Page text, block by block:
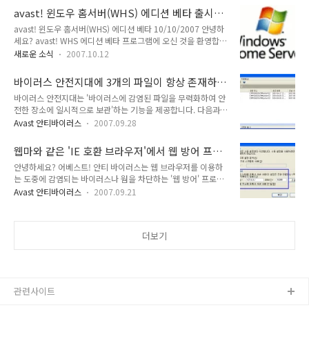
하십시오. 2. 플래시겟을 실행하고, 도구 -> 설정을 엽니다...
약 미디어가 없다면 위의 경고 메시지가 나타나는 것입니다. 따
라서, 미디어를 검사하지 않거나 미디어가 없는 경우에는 체크를
해제하면 문제없이 바이러스 검사를 계속 진행할 수 있습니다.
감사합니다.
avast! 윈도우 홈서버(WHS) 에디션 베타 출시
정보
avast! 윈도우 홈서버(WHS) 에디션 베타 10/10/2007 안녕하
세요? avast! WHS 에디션 베타 프로그램에 오신 것을 환영합니
다! 베타 프로그램은 공개되어 진행됩니다. 등록 절차 또는 별도
다. avast! WHS 에디션은 마이크로소프트가 개발하고 있는 윈
도우 홈 서버 플랫 폼에 특화되어 있는 안티 바이러스 제품입니
다. WHS 시스템 자체의 보호뿐만 아니라 홈 네트워크에 연결되
어 있는 다른 avast! 제품을 간편하게 관리할 수 있습니다. WHS
콘솔 프로그램을 통해 직접 관리할 수 있습니다. 주의: 이 프로그
템이 출시될 때를 맞춰 함께 출시될 예정입니다. 설치 - ..
새로운 소식 2007.10.12
바이러스 안전지대에 3개의 파일이 항상 존재하
는 이유는?
바이러스 안전지대는 '바이러스에 감염된 파일을 무력화하여 안
전한 장소에 일시적으로 보관'하는 기능을 제공합니다. 다음과
같은 경우에 아주 유용하게 사용할 수 있습니다. 바이러스에 감
가 의심될 때 그 외에도 일반적으로 바이러스에 감염된 것을 확
인할 때에는 삭제하는 것보다 안전지대로 이동시켜 두는 것을 추
천합니다. 그런데, '바이러스 안전지대'를 실행하면 기본적으로
3 개의 파일이 나타나는 것을 볼 수 있습니다. 이 파일은 왼쪽 카
테고리 중에서 '시스템 파일'에 위치하고 있습니다. 시스템 파일
Avast 안티바이러스 2007.09.28
웹마와 같은 'IE 호환 브라우저'에서 웹 방어 프로
바이더를 이용하는 방법
안녕하세요? 어베스트! 안티 바이러스는 웹 브라우저를 이용하
는 도중에 감염되는 바이러스나 웜을 차단하는 '웹 방어' 프로바
이더를 제공합니다. 지원하는 웹 브라우저는 다음과 같습니다.
브라우저로는 웹마(Webma2) 브라우저가 있습니다. 하지만, 이
(GreenBrowser..
Avast 안티바이러스 2007.09.21
더보기
관련사이트